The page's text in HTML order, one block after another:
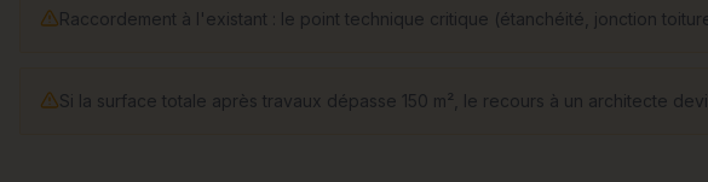
Raccordement à l'existant : le point technique critique (étanchéité, jonction
Si la surface totale après travaux dépasse 150 m², le recours à un architecte